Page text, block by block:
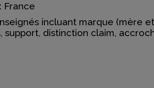
France
incluant marque (mère et
support, distinction claim,